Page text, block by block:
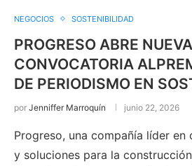
NEGOCIOS SOSTENIBILIDAD
PROGRESO ABRE
CONVOCATORIA
DE PERIODISMO EN
por Jenniffer Marroquín junio 22, 2026
Progreso, una compañía líder en
y soluciones para la